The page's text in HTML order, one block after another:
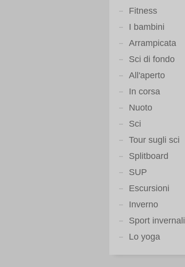
Fitness
I bambini
Arrampicata
Sci di fondo
All'aperto
In corsa
Nuoto
Sci
Tour sugli sci
Splitboard
SUP
Escursioni
Inverno
Sport invernali
Lo yoga